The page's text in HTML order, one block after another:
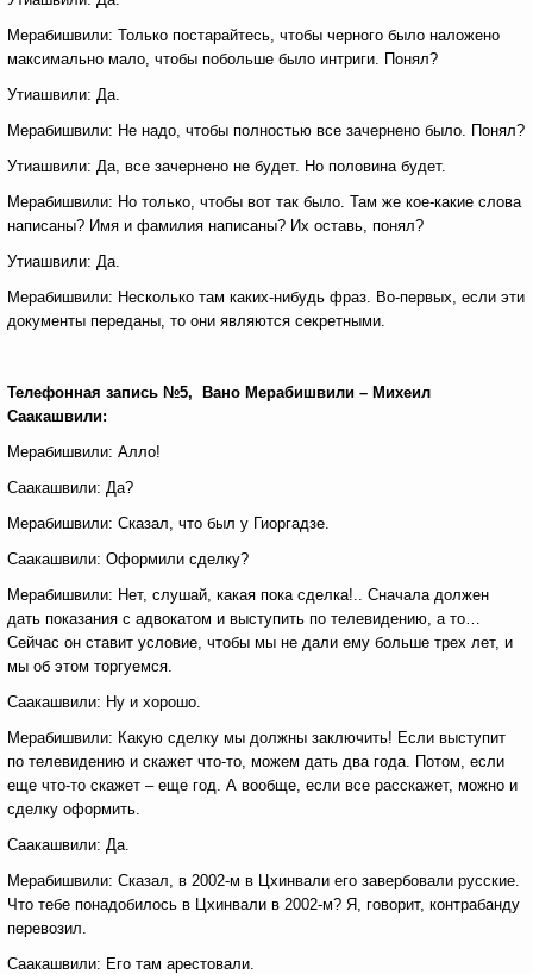
Мерабишвили: Только постарайтесь, чтобы черного было наложено
максимально мало, чтобы побольше было интриги. Понял?
Утиашвили: Да.
Мерабишвили: Не надо, чтобы полностью все зачернено было. Понял?
Утиашвили: Да, все зачернено не будет. Но половина будет.
Мерабишвили: Но только, чтобы вот так было. Там же кое-какие слова
написаны? Имя и фамилия написаны? Их оставь, понял?
Утиашвили: Да.
Мерабишвили: Несколько там каких-нибудь фраз. Во-первых, если эти
документы переданы, то они являются секретными.
Телефонная запись №5, Вано Мерабишвили – Михеил
Саакашвили:
Мерабишвили: Алло!
Саакашвили: Да?
Мерабишвили: Сказал, что был у Гиоргадзе.
Саакашвили: Оформили сделку?
Мерабишвили: Нет, слушай, какая пока сделка!.. Сначала должен
дать показания с адвокатом и выступить по телевидению, а то…
Сейчас он ставит условие, чтобы мы не дали ему больше трех лет, и
мы об этом торгуемся.
Саакашвили: Ну и хорошо.
Мерабишвили: Какую сделку мы должны заключить! Если выступит
по телевидению и скажет что-то, можем дать два года. Потом, если
еще что-то скажет – еще год. А вообще, если все расскажет, можно и
сделку оформить.
Саакашвили: Да.
Мерабишвили: Сказал, в 2002-м в Цхинвали его завербовали русские.
Что тебе понадобилось в Цхинвали в 2002-м? Я, говорит, контрабанду
перевозил.
Саакашвили: Его там арестовали.